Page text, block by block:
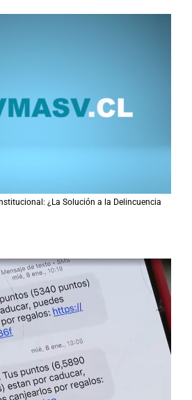
¿La Solución a la Delincuencia